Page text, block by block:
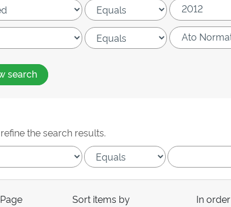
search
the search results.
Sort items by In order